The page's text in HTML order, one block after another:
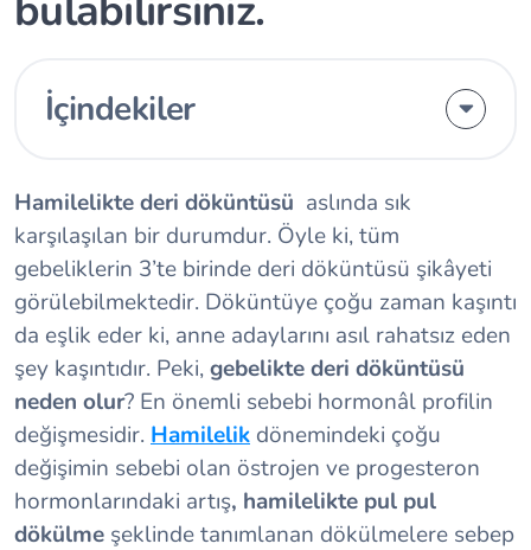
İçindekiler
Hamilelikte deri döküntüsü aslında sık
karşılaşılan bir durumdur. Öyle ki, tüm
gebeliklerin 3’te birinde deri döküntüsü şikâyeti
görülebilmektedir. Döküntüye çoğu zaman kaşıntı
da eşlik eder ki, anne adaylarını asıl rahatsız eden
şey kaşıntıdır. Peki,gebelikte deri döküntüsü
neden olur? En önemli sebebi hormonâl profilin
değişmesidir. Hamilelik dönemindeki çoğu
değişimin sebebi olan östrojen ve progesteron
hormonlarındaki artış, hamilelikte pul pul
dökülme şeklinde tanımlanan dökülmelere sebep